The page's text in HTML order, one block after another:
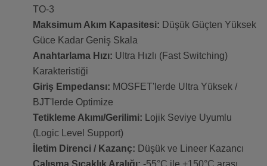
TO-3
Maksimum Akım Kapasitesi: Düşük Güçten Yüksek
Güce Kadar Geniş Skala
Anahtarlama Hızı: Ultra Hızlı (Fast Switching)
Karakteristiği
Giriş Empedansı: MOSFET'lerde Ultra Yüksek /
BJT'lerde Optimize
Tetikleme Akımı/Gerilimi: Lojik Seviye Uyumlu
(Logic Level Support)
İletim Direnci / Kazanç: Düşük ve Lineer Kazancı
Çalışma Sıcaklık Aralığı: -55°C ile +150°C arası